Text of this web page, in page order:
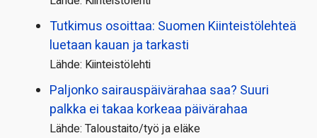
Tutkimus osoittaa: Suomen Kiinteistölehteä
luetaan kauan ja tarkasti
Lähde: Kiinteistölehti
Paljonko sairauspäivä­rahaa saa? Suuri
palkka ei takaa korkeaa päivärahaa
Lähde: Taloustaito/työ ja eläke